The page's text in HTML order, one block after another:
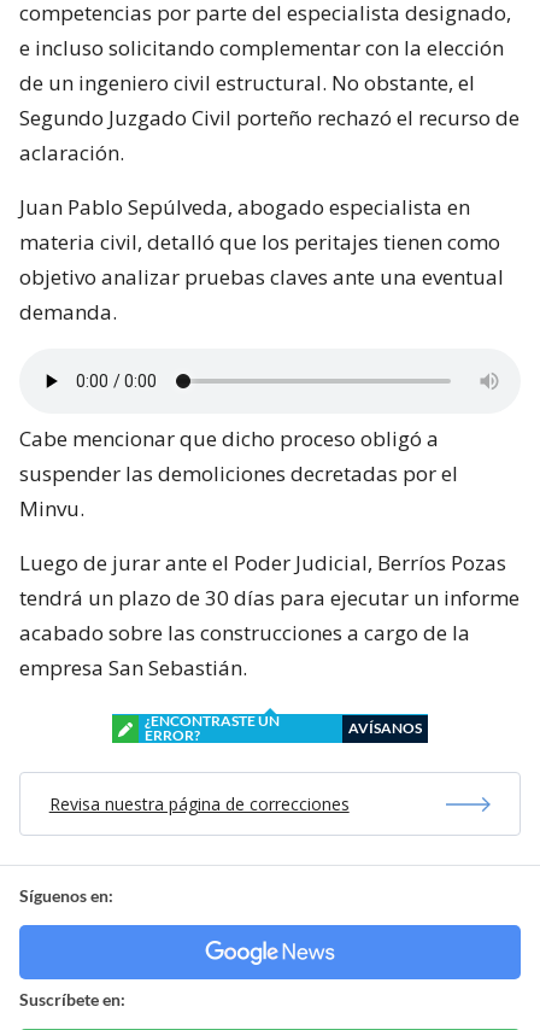
competencias por parte del especialista designado,
e incluso solicitando complementar con la elección
de un ingeniero civil estructural. No obstante, el
Segundo Juzgado Civil porteño rechazó el recurso de
aclaración.
Juan Pablo Sepúlveda, abogado especialista en
materia civil, detalló que los peritajes tienen como
objetivo analizar pruebas claves ante una eventual
demanda.
Cabe mencionar que dicho proceso obligó a
suspender las demoliciones decretadas por el
Minvu.
Luego de jurar ante el Poder Judicial, Berríos Pozas
tendrá un plazo de 30 días para ejecutar un informe
acabado sobre las construcciones a cargo de la
empresa San Sebastián.
¿ENCONTRASTE UN
ERROR?
AVÍSANOS
Revisa nuestra página de correcciones
Síguenos en:
Suscríbete en: